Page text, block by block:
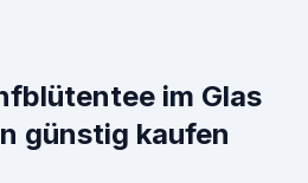
im Glas
günstig kaufen